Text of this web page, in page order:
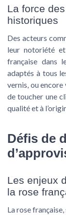
La force
historiques
Des acteurs
leur notoriété
française dans
adaptés à tous
vernis, ou
de toucher une
qualité et à
Défis de
Les enjeux
la rose
La rose